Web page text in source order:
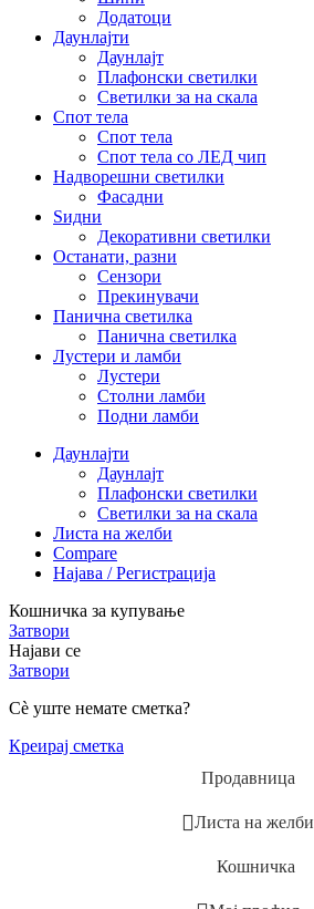
Додатоци
Даунлајти
Даунлајт
Плафонски светилки
Светилки за на скала
Спот тела
Спот тела
Спот тела со ЛЕД чип
Надворешни светилки
Фасадни
Ѕидни
Декоративни светилки
Останати, разни
Сензори
Прекинувачи
Панична светилка
Панична светилка
Лустери и ламби
Лустери
Столни ламби
Подни ламби
Даунлајти
Даунлајт
Плафонски светилки
Светилки за на скала
Листа на желби
Compare
Најава / Регистрација
Кошничка за купување
Затвори
Најави се
Затвори
Сè уште немате сметка?
Креирај сметка
Продавница
Листа на желби
Кошничка